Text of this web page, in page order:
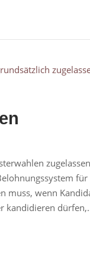
muss, wenn
kandidieren